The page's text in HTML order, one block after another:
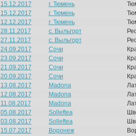
15.12.2017
г. Тюмень
15.12.2017
г. Тюмень
12.12.2017
г. Тюмень
28.11.2017
с. Выльгорт
27.11.2017
с. Выльгорт
24.09.2017
Сочи
23.09.2017
Сочи
21.09.2017
Сочи
20.09.2017
Сочи
13.08.2017
Madona
12.08.2017
Madona
11.08.2017
Madona
05.08.2017
Solleftea
03.08.2017
Solleftea
15.07.2017
Воронеж